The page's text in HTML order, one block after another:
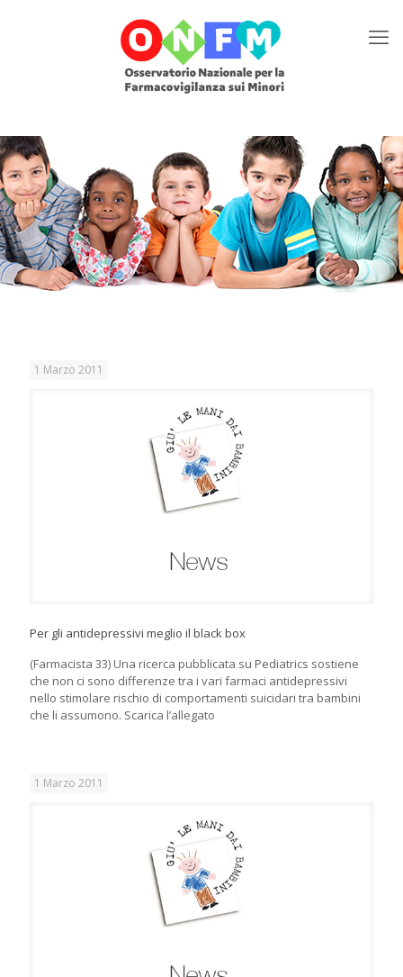
1 Marzo 2011
Per gli antidepressivi meglio il black box
(Farmacista 33) Una ricerca pubblicata su Pediatrics sostiene
che non ci sono differenze tra i vari farmaci antidepressivi
nello stimolare rischio di comportamenti suicidari tra bambini
che li assumono. Scarica l’allegato
1 Marzo 2011